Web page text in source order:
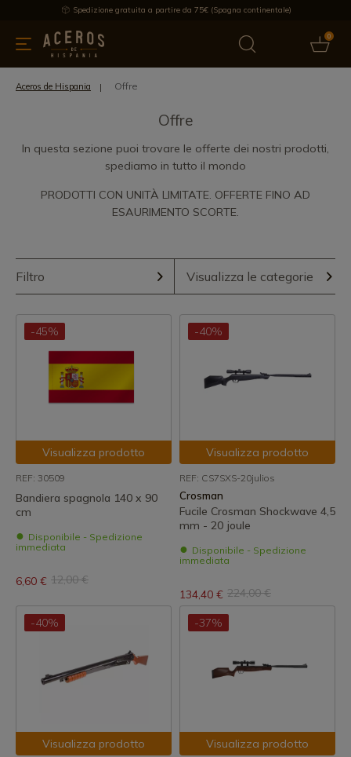
Spedizione gratuita a partire da 75€ (Spagna continentale)
0
cucina Offre Ultime notizie Venduti Marche
Aceros de Hispania Offre
Offre
In questa sezione puoi trovare le offerte dei nostri prodotti,
spediamo in tutto il mondo
PRODOTTI CON UNITÀ LIMITATE. OFFERTE FINO AD
ESAURIMENTO SCORTE.
Filtro Visualizza le categorie
-45%
Visualizza prodotto
REF: 30509
Bandiera spagnola 140 x 90
cm
Disponibile - Spedizione
immediata
6,60 € 12,00 €
-40%
Visualizza prodotto
REF: CS7SXS-20julios
Crosman
Fucile Crosman Shockwave 4,5
mm - 20 joule
Disponibile - Spedizione
immediata
134,40 € 224,00 €
-40%
Visualizza prodotto
-37%
Visualizza prodotto